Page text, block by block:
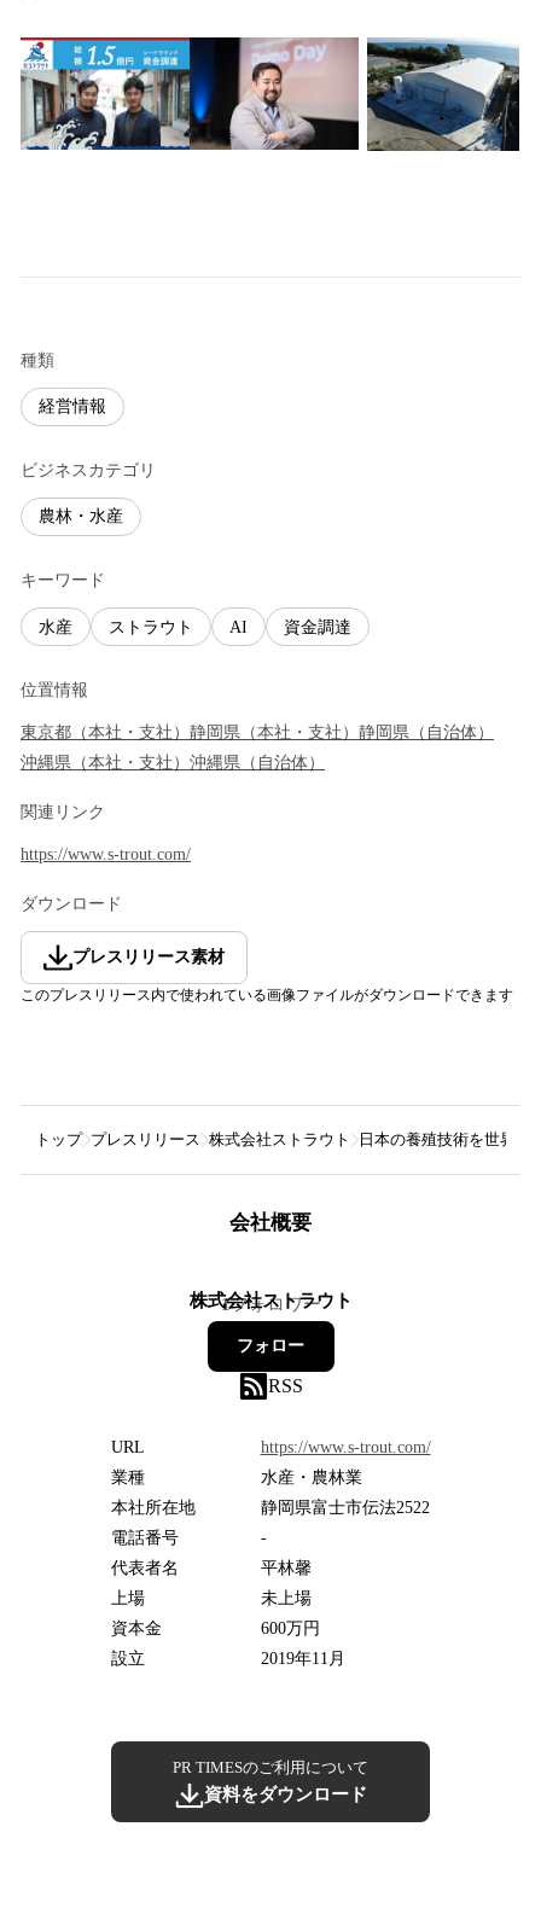
種類
経営情報
ビジネスカテゴリ
農林・水産
キーワード
水産 ストラウト AI 資金調達
位置情報
東京都 （本社・支社 ） 静岡県 （本社・支社 ） 静岡県 （ 自治体）
沖縄県 （本社・支社 ） 沖縄県 （ 自治体）
関連リンク
https://www.s-trout.com/
ダウンロード
プレスリリース素材
このプレスリリース内で使われている画像ファイルがダウンロードできます
トップ プレスリリース 株式会社ストラウト 日本の養殖技術を世界
会社概要
株式会社ストラウト
1フォロワー
フォロー
RSS
URL
https://www.s-trout.com/
業種
水産・農林業
本社所在地
静岡県富士市伝法2522
電話番号
-
代表者名
平林馨
上場
未上場
資本金
600万円
設立
2019年11月
PR TIMESのご利用について
資料をダウンロード